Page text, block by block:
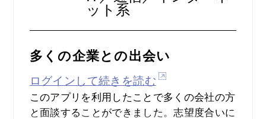
ット系
多くの企業との出会い
ログインして続きを読む
このアプリを利用したことで多くの会社の方
と面談することができました。志望度合いに